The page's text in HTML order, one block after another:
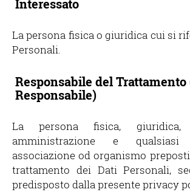
Interessato
La persona fisica o giuridica cui si
Personali.
Responsabile del Trattamento
Responsabile)
La persona fisica,
amministrazione e
associazione od organismo
trattamento dei Dati Personali,
predisposto dalla presente privacy